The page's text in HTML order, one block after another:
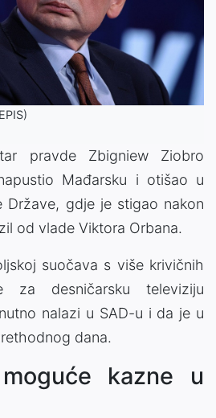
pravde Zbigniew Ziobro
Mađarsku i otišao u
Države, gdje je stigao nakon
od vlade Viktora Orbana.
suočava s više krivičnih
za desničarsku televiziju
nalazi u SAD-u i da je u
dana.
kazne u